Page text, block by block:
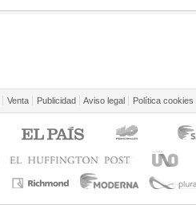
Venta Publicidad Aviso legal Política cookies